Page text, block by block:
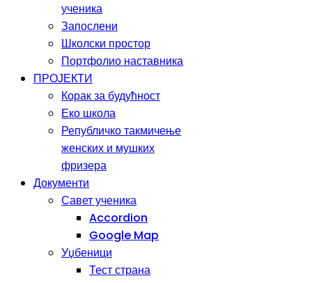
ученика
Запослени
Школски простор
Портфолио наставника
ПРОЈЕКТИ
Корак за будућност
Еко школа
Републичко такмичење
женских и мушких
фризера
Документи
Савет ученика
Accordion
Google Map
Уџбеници
Тест страна